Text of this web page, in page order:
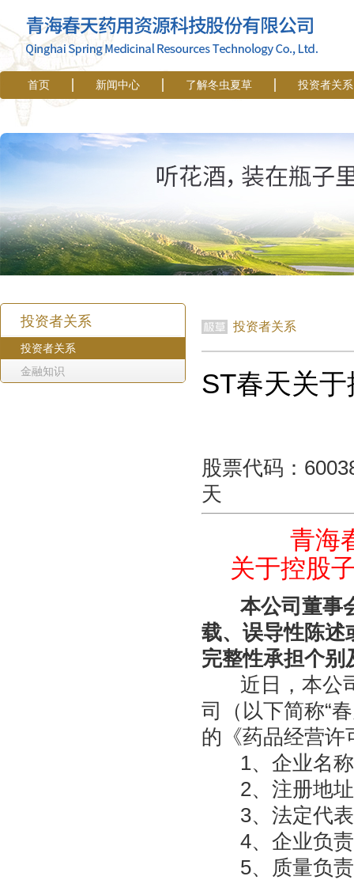
首页 新闻中心 了解冬虫夏草 投资者关系
投资者关系
投资者关系
金融知识
投资者关系
ST春天关
股票代码
天 公告
青海
关于控股
本公司董事会
载、误导性陈述
完整性承担个别
近日，本公
司（以下简称“
的《药品经营许
1、企业名
2、注册地
3、法定代
4、企业负
5、质量负